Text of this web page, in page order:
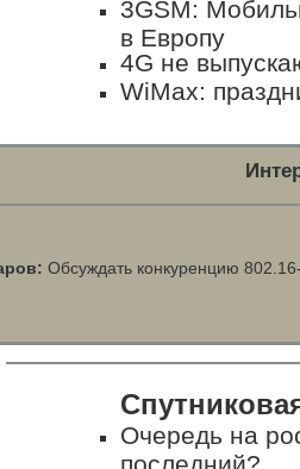
3GSM:
в Европу
4G не
WiMax:
Обсуждать конкуренцию
Очередь на
последний?